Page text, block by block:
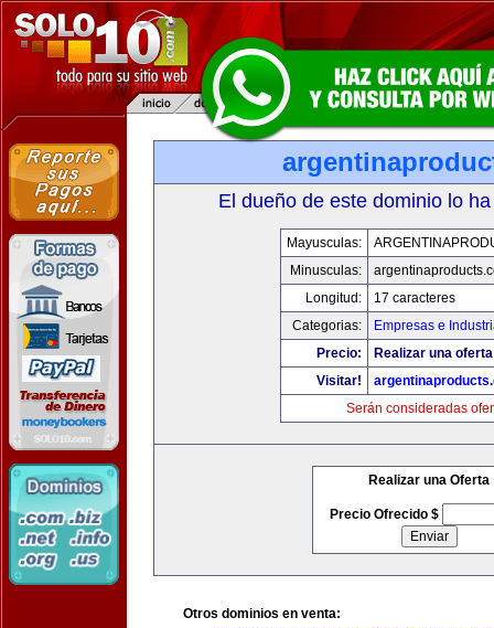
El dueño de este dominio lo
Mayusculas:
Minusculas:
Longitud:
17 caracteres
Categorias:
Empresas e
Precio:
Realizar una
Visitar!
Serán consideradas
Realizar una Oferta
Precio Ofrecido $
Otros dominios en venta: